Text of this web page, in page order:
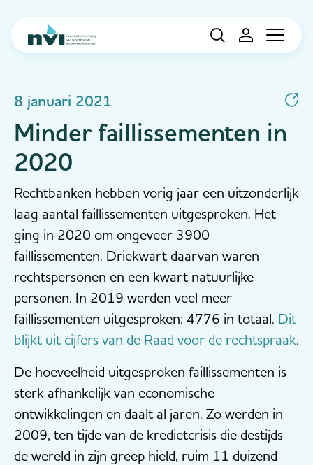
Navigation
8 januari 2021
Minder faillissementen in
2020
Rechtbanken hebben vorig jaar een uitzonderlijk
laag aantal faillissementen uitgesproken. Het
ging in 2020 om ongeveer 3900
faillissementen. Driekwart daarvan waren
rechtspersonen en een kwart natuurlijke
personen. In 2019 werden veel meer
faillissementen uitgesproken: 4776 in totaal. Dit
blijkt uit cijfers van de Raad voor de rechtspraak.
De hoeveelheid uitgesproken faillissementen is
sterk afhankelijk van economische
ontwikkelingen en daalt al jaren. Zo werden in
2009, ten tijde van de kredietcrisis die destijds
de wereld in zijn greep hield, ruim 11 duizend